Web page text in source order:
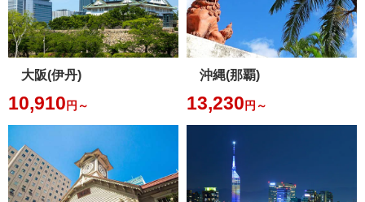
大阪(伊丹)
10,910 円～
沖縄(那覇)
13,230 円～